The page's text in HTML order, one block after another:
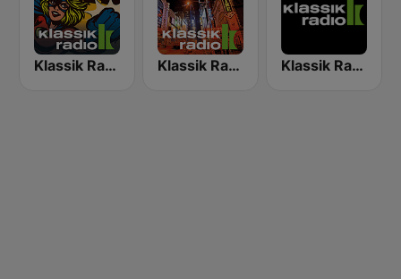
Klassik Radio Movie Heroes Klassik Radio Musical Hits Klassik Radio Welt